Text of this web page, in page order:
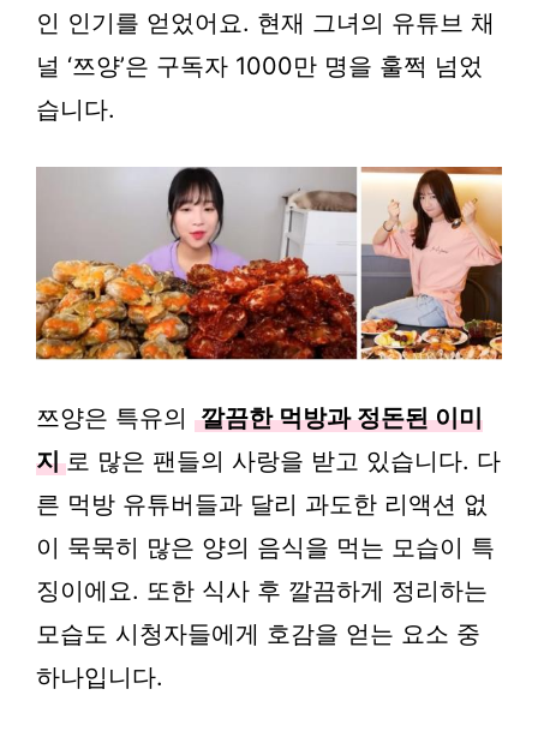
인 인기를 얻었어요. 현재 그녀의 유튜브 채
널 ‘쯔양’은 구독자 1000만 명을 훌쩍 넘었
습니다.
쯔양은 특유의 깔끔한 먹방과 정돈된 이미
지 로 많은 팬들의 사랑을 받고 있습니다. 다
른 먹방 유튜버들과 달리 과도한 리액션 없
이 묵묵히 많은 양의 음식을 먹는 모습이 특
징이에요. 또한 식사 후 깔끔하게 정리하는
모습도 시청자들에게 호감을 얻는 요소 중
하나입니다.